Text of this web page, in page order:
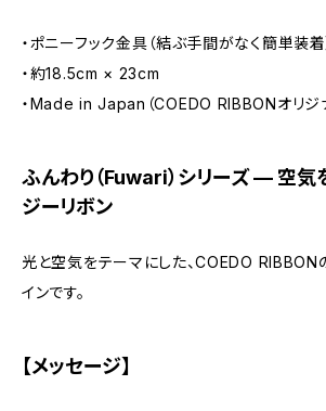
・ポニーフック金具（結ぶ手間がなく簡単装着
・約18.5cm × 23cm
・Made in Japan（COEDO RIBBONオリジ
ふんわり（Fuwari）シリーズ — 空気
ジーリボン
光と空気をテーマにした、COEDO RIBBON
インです。
【メッセージ】